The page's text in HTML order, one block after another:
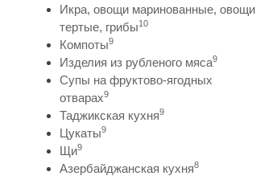
Икра, овощи маринованные, овощи
тертые, грибы10
Компоты9
Изделия из рубленого мяса9
Супы на фруктово-ягодных
отварах9
Таджикская кухня9
Цукаты9
Щи9
Азербайджанская кухня8